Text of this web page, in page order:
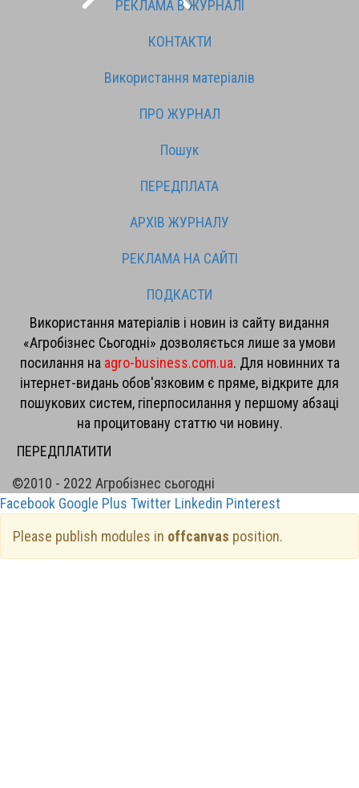
РЕКЛАМА В ЖУРНАЛІ
КОНТАКТИ
Використання матеріалів
ПРО ЖУРНАЛ
Пошук
ПЕРЕДПЛАТА
АРХІВ ЖУРНАЛУ
РЕКЛАМА НА САЙТІ
ПОДКАСТИ
Використання матеріалів і новин із сайту видання
«Агробізнес Сьогодні» дозволяється лише за умови
посилання на agro-business.com.ua. Для новинних та
інтернет-видань обов'язковим є пряме, відкрите для
пошукових систем, гіперпосилання у першому абзаці
на процитовану статтю чи новину.
ПЕРЕДПЛАТИТИ
©2010 - 2022 Агробізнес сьогодні
Facebook Google Plus Twitter Linkedin Pinterest
Please publish modules in offcanvas position.